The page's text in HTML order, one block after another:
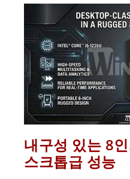
내구성 있는 8
스크톱급 성능